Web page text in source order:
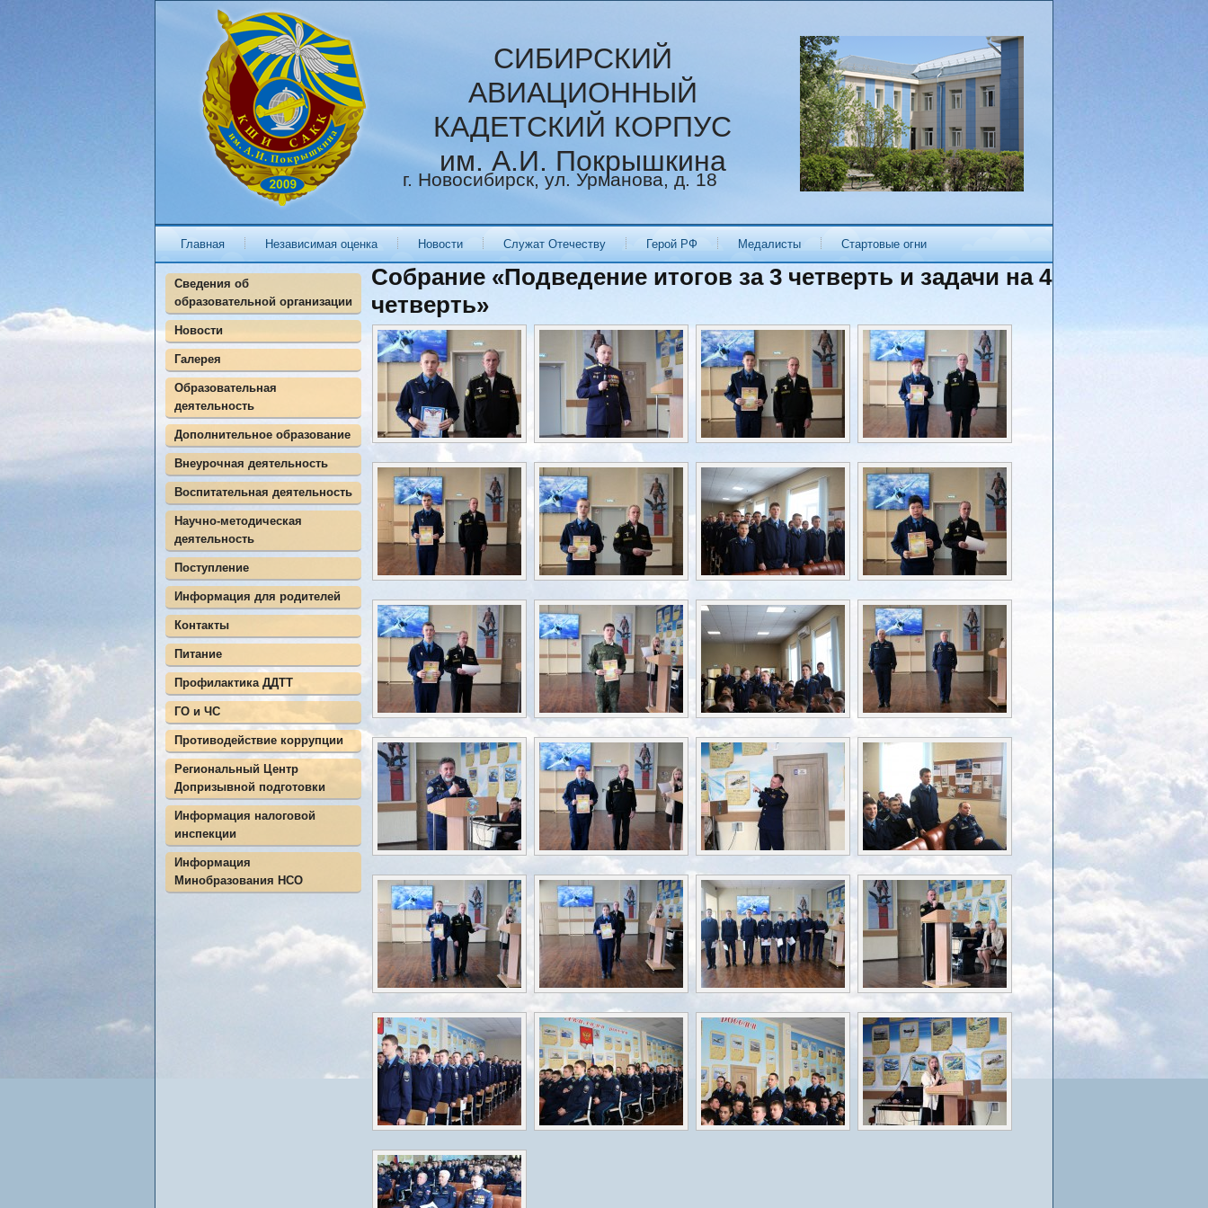
СИБИРСКИЙ
АВИАЦИОННЫЙ
КАДЕТСКИЙ КОРПУС
им. А.И. Покрышкина
г. Новосибирск, ул. Урманова, д. 18
Главная Независимая оценка Новости Служат Отечеству Герой РФ Медалисты Стартовые огни
Сведения об
образовательной организации
Новости
Галерея
Образовательная
деятельность
Дополнительное образование
Внеурочная деятельность
Воспитательная деятельность
Научно-методическая
деятельность
Поступление
Информация для родителей
Контакты
Питание
Профилактика ДДТТ
ГО и ЧС
Противодействие коррупции
Региональный Центр
Допризывной подготовки
Информация налоговой
инспекции
Информация
Минобразования НСО
Собрание «Подведение итогов за 3 четверть и задачи на 4
четверть»